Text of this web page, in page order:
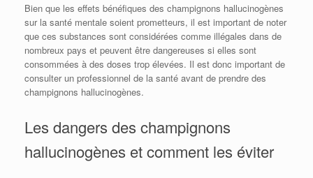
Bien que les effets bénéfiques des champignons hallucinogènes
sur la santé mentale soient prometteurs, il est important de noter
que ces substances sont considérées comme illégales dans de
nombreux pays et peuvent être dangereuses si elles sont
consommées à des doses trop élevées. Il est donc important de
consulter un professionnel de la santé avant de prendre des
champignons hallucinogènes.
Les dangers des champignons
hallucinogènes et comment les éviter